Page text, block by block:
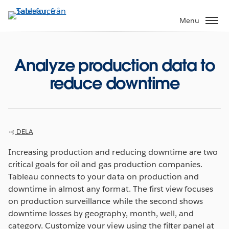
vidare
Menu
Analyze production data to
reduce downtime
DELA
Increasing production and reducing downtime are two
critical goals for oil and gas production companies.
Tableau connects to your data on production and
downtime in almost any format. The first view focuses
on production surveillance while the second shows
downtime losses by geography, month, well, and
category. Customize your view using the filter panel at